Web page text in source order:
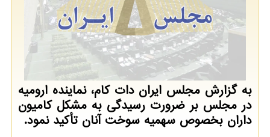
به گزارش مجلس ایران دات کام، نماینده ارومیه
در مجلس بر ضرورت رسیدگی به مشکل کامیون
داران بخصوص سهمیه سوخت آنان تأکید نمود.